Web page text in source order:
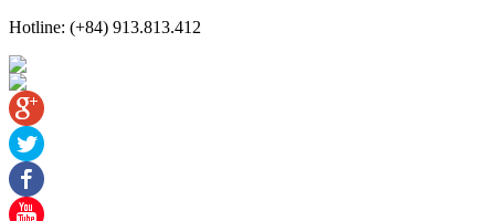
Hotline: (+84) 913.813.412